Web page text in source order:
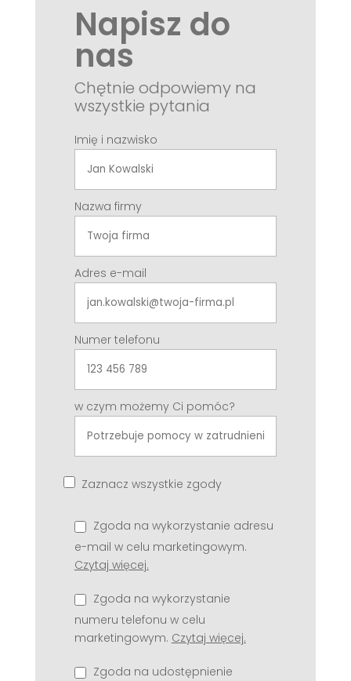
Napisz do
nas
Chętnie odpowiemy na
wszystkie pytania
Imię i nazwisko
Nazwa firmy
Adres e-mail
Numer telefonu
w czym możemy Ci pomóc?
Zaznacz wszystkie zgody
Zgoda na wykorzystanie adresu
e-mail w celu marketingowym.
Czytaj więcej.
Zgoda na wykorzystanie
numeru telefonu w celu
marketingowym. Czytaj więcej.
Zgoda na udostępnienie